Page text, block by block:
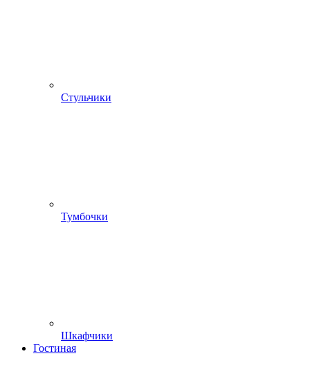
Стульчики
Тумбочки
Шкафчики
Гостиная